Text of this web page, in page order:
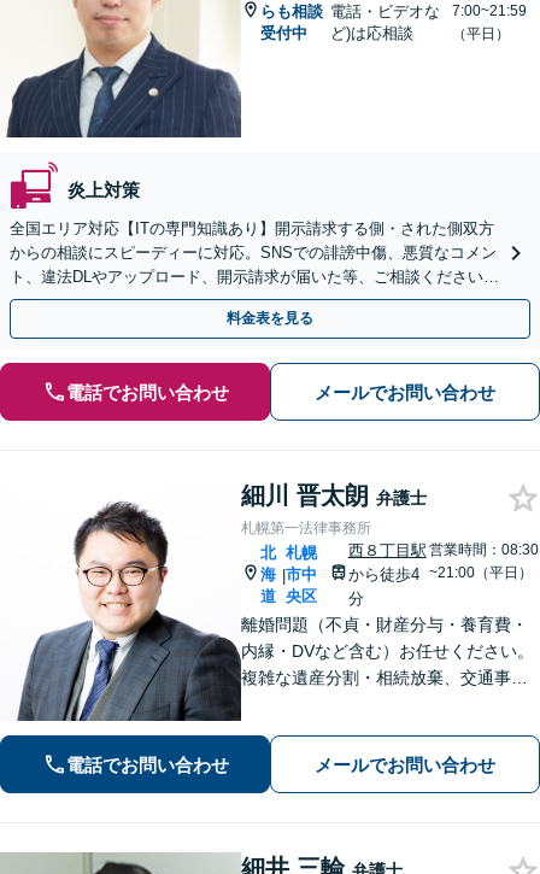
らも相談
受付中
電話・ビデオな
ど)は応相談
7:00~21:59
（平日）
炎上対策
全国エリア対応【ITの専門知識あり】開示請求する側・された側双方
からの相談にスピーディーに対応。SNSでの誹謗中傷、悪質なコメン
ト、違法DLやアップロード、開示請求が届いた等、ご相談ください
【WEB面談OK&解決実績豊富】【千葉中央駅4分】
料金表を見る
電話でお問い合わせ メールでお問い合わせ
細川 晋太朗 弁護士
札幌第一法律事務所
北
海
道
|
札幌
市中
央区
西８丁目駅
から徒歩4
分
営業時間：08:30
~21:00（平日）
離婚問題（不貞・財産分与・養育費・
内縁・DVなど含む）お任せください。
複雑な遺産分割・相続放棄、交通事故
て、法的にサポートいたします。【西1
1丁目駅徒歩5分】
電話でお問い合わせ メールでお問い合わせ
細井 三輪